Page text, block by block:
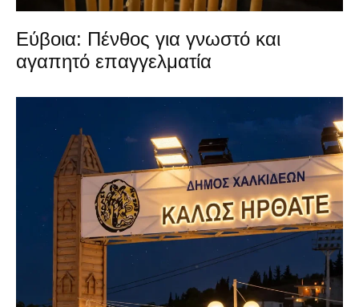
Εύβοια: Πένθος για γνωστό και
αγαπητό επαγγελματία